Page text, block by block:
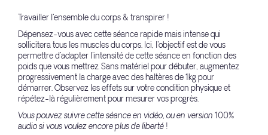
Travailler l'ensemble du corps & transpirer !
Dépensez-vous avec cette séance rapide mais intense qui
sollicitera tous les muscles du corps. Ici, l'objectif est de vous
permettre d'adapter l'intensité de cette séance en fonction des
poids que vous mettrez. Sans matériel pour débuter, augmentez
progressivement la charge avec des haltères de 1kg pour
démarrer. Observez les effets sur votre condition physique et
répétez-là régulièrement pour mesurer vos progrès.
Vous pouvez suivre cette séance en vidéo, ou en version 100%
audio si vous voulez encore plus de liberté !